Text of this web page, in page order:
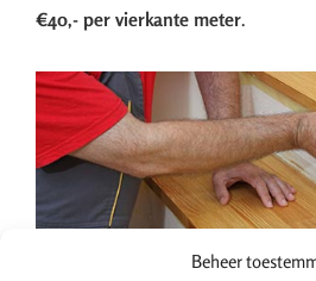
Beheer
€40,- per vierkante meter.